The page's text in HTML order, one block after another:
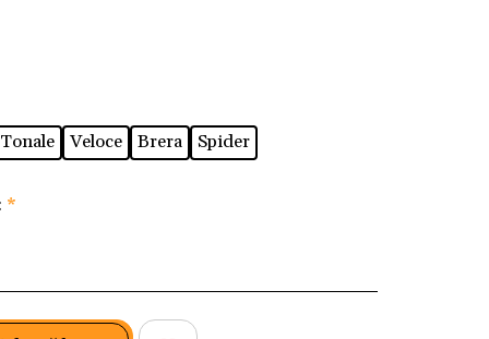
Tonale Veloce Brera
Spider
*